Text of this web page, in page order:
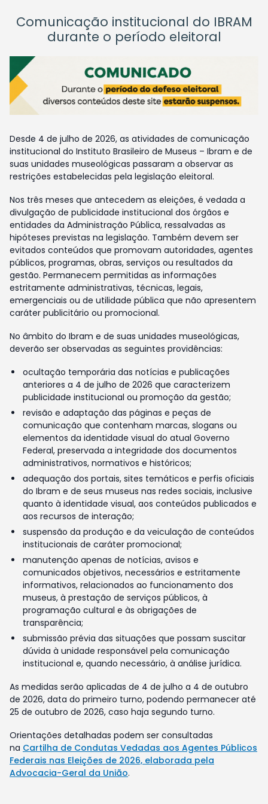
Comunicação institucional do IBRAM
durante o período eleitoral
Desde 4 de julho de 2026, as atividades de comunicação
institucional do Instituto Brasileiro de Museus – Ibram e de
suas unidades museológicas passaram a observar as
restrições estabelecidas pela legislação eleitoral.
Nos três meses que antecedem as eleições, é vedada a
divulgação de publicidade institucional dos órgãos e
entidades da Administração Pública, ressalvadas as
hipóteses previstas na legislação. Também devem ser
evitados conteúdos que promovam autoridades, agentes
públicos, programas, obras, serviços ou resultados da
gestão. Permanecem permitidas as informações
estritamente administrativas, técnicas, legais,
emergenciais ou de utilidade pública que não apresentem
caráter publicitário ou promocional.
No âmbito do Ibram e de suas unidades museológicas,
deverão ser observadas as seguintes providências:
ocultação temporária das notícias e publicações
anteriores a 4 de julho de 2026 que caracterizem
publicidade institucional ou promoção da gestão;
revisão e adaptação das páginas e peças de
comunicação que contenham marcas, slogans ou
elementos da identidade visual do atual Governo
Federal, preservada a integridade dos documentos
administrativos, normativos e históricos;
adequação dos portais, sites temáticos e perfis oficiais
do Ibram e de seus museus nas redes sociais, inclusive
quanto à identidade visual, aos conteúdos publicados e
aos recursos de interação;
suspensão da produção e da veiculação de conteúdos
institucionais de caráter promocional;
manutenção apenas de notícias, avisos e
comunicados objetivos, necessários e estritamente
informativos, relacionados ao funcionamento dos
museus, à prestação de serviços públicos, à
programação cultural e às obrigações de
transparência;
submissão prévia das situações que possam suscitar
dúvida à unidade responsável pela comunicação
institucional e, quando necessário, à análise jurídica.
As medidas serão aplicadas de 4 de julho a 4 de outubro
de 2026, data do primeiro turno, podendo permanecer até
25 de outubro de 2026, caso haja segundo turno.
Orientações detalhadas podem ser consultadas
na Cartilha de Condutas Vedadas aos Agentes Públicos
Federais nas Eleições de 2026, elaborada pela
Advocacia-Geral da União.